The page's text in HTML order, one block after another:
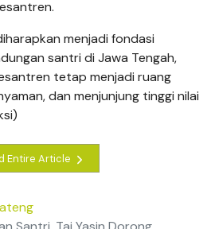
menjadi fondasi
santri di Jawa Tengah,
tetap menjadi ruang
dan menjunjung tinggi nilai
Entire Article